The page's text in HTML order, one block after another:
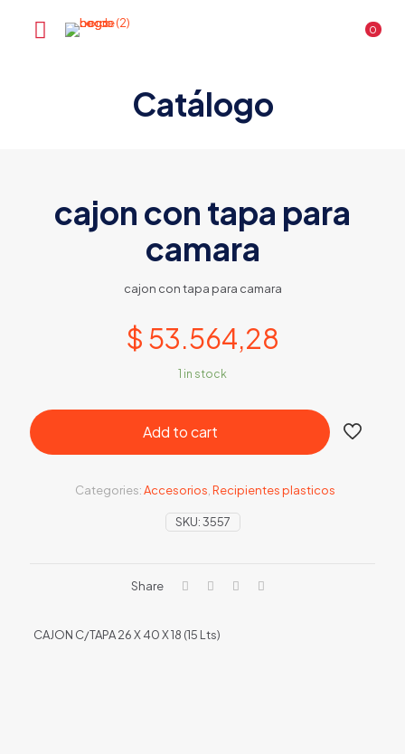
0
Catálogo
cajon con tapa para
camara
cajon con tapa para camara
$ 53.564,28
1 in stock
Add to cart
SKU:3557
Categories:Accesorios Recipientes plasticos
Share
CAJON C/TAPA 26 X 40 X 18 (15 Lts)